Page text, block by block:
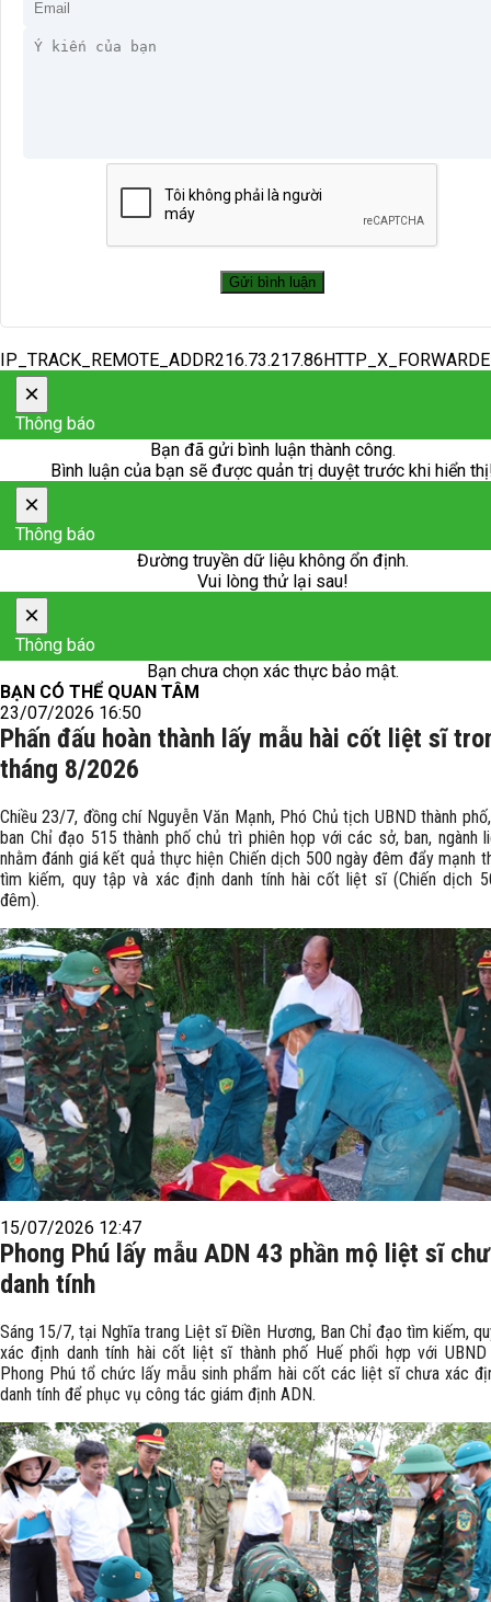
×
Thông báo
Bạn đã gửi bình luận thành công.
Bình luận của bạn sẽ được quản trị duyệt trước khi hiển
×
Thông báo
Đường truyền dữ liệu không ổn định.
Vui lòng thử lại sau!
×
Thông báo
Bạn chưa chọn xác thực bảo mật.
BẠN CÓ THỂ QUAN TÂM
23/07/2026 16:50
Phấn đấu hoàn thành lấy mẫu hài cốt liệt sĩ
tháng 8/2026
Chiều 23/7, đồng chí Nguyễn Văn Mạnh, Phó Chủ tịch UBND thành
ban Chỉ đạo 515 thành phố chủ trì phiên họp với các sở, ban, ngành
nhằm đánh giá kết quả thực hiện Chiến dịch 500 ngày đêm đẩy mạnh
tìm kiếm, quy tập và xác định danh tính hài cốt liệt sĩ (Chiến dịch
đêm).
15/07/2026 12:47
Phong Phú lấy mẫu ADN 43 phần mộ liệt sĩ
danh tính
Sáng 15/7, tại Nghĩa trang Liệt sĩ Điền Hương, Ban Chỉ đạo tìm kiếm,
xác định danh tính hài cốt liệt sĩ thành phố Huế phối hợp với UBND
Phong Phú tổ chức lấy mẫu sinh phẩm hài cốt các liệt sĩ chưa xác
danh tính để phục vụ công tác giám định ADN.